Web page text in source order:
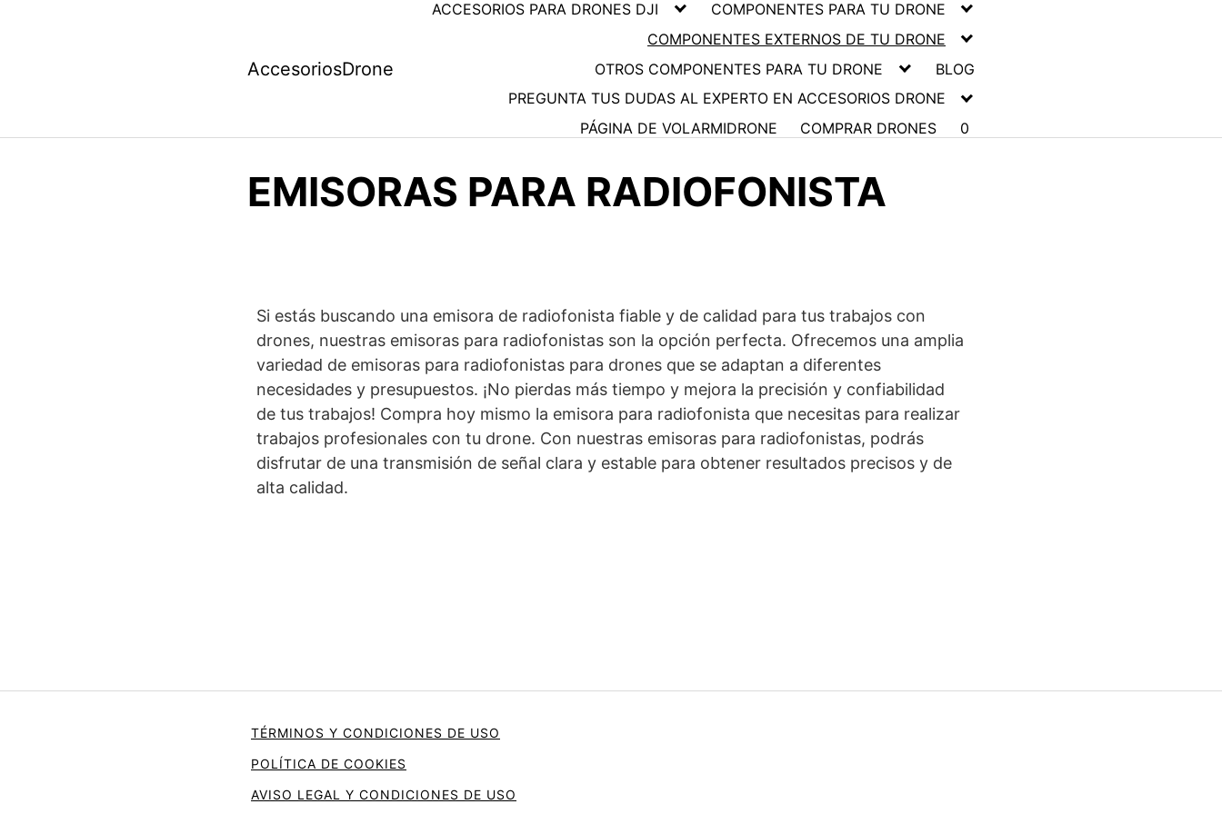
AccesoriosDrone
ACCESORIOS PARA DRONES DJI
COMPONENTES PARA TU DRONE
COMPONENTES EXTERNOS DE TU DRONE
OTROS COMPONENTES PARA TU DRONE
BLOG
PREGUNTA TUS DUDAS AL EXPERTO EN ACCESORIOS DRONE
PÁGINA DE VOLARMIDRONE
COMPRAR DRONES 0
EMISORAS PARA RADIOFONISTA
Si estás buscando una emisora de radiofonista fiable y de calidad para tus trabajos con
drones, nuestras emisoras para radiofonistas son la opción perfecta. Ofrecemos una amplia
variedad de emisoras para radiofonistas para drones que se adaptan a diferentes
necesidades y presupuestos. ¡No pierdas más tiempo y mejora la precisión y confiabilidad
de tus trabajos! Compra hoy mismo la emisora para radiofonista que necesitas para realizar
trabajos profesionales con tu drone. Con nuestras emisoras para radiofonistas, podrás
disfrutar de una transmisión de señal clara y estable para obtener resultados precisos y de
alta calidad.
TÉRMINOS Y CONDICIONES DE USO
POLÍTICA DE COOKIES
AVISO LEGAL Y CONDICIONES DE USO